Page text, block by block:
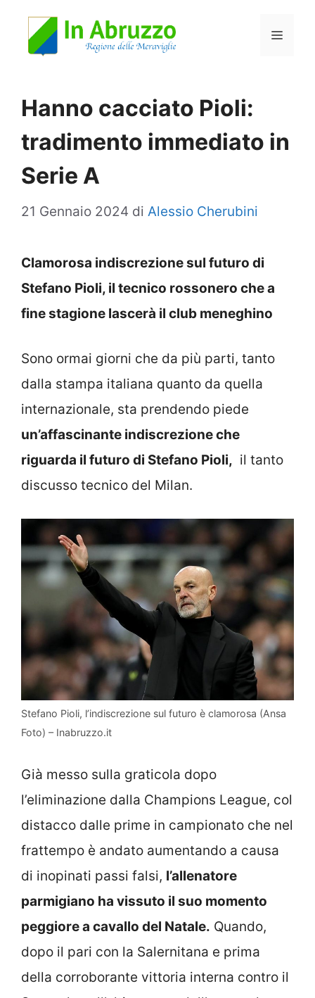
Menu
Hanno cacciato Pioli:
tradimento immediato in
Serie A
21 Gennaio 2024 di Alessio Cherubini
Clamorosa indiscrezione sul futuro di
Stefano Pioli, il tecnico rossonero che a
fine stagione lascerà il club meneghino
Sono ormai giorni che da più parti, tanto
dalla stampa italiana quanto da quella
internazionale, sta prendendo piede
un’affascinante indiscrezione che
riguarda il futuro di Stefano Pioli, il tanto
discusso tecnico del Milan.
Stefano Pioli, l’indiscrezione sul futuro è clamorosa (Ansa
Foto) – Inabruzzo.it
Già messo sulla graticola dopo
l’eliminazione dalla Champions League, col
distacco dalle prime in campionato che nel
frattempo è andato aumentando a causa
di inopinati passi falsi, l’allenatore
parmigiano ha vissuto il suo momento
peggiore a cavallo del Natale. Quando,
dopo il pari con la Salernitana e prima
della corroborante vittoria interna contro il